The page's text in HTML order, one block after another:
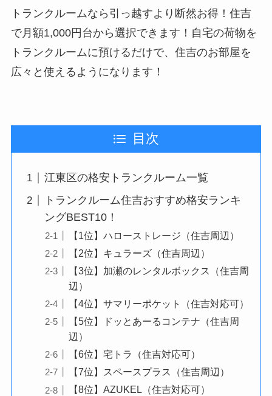
トランクルームなら引っ越すより断然お得！住吉
で月額1,000円台から選択できます！自宅の荷物を
トランクルームに預けるだけで、住吉のお部屋を
広々と使えるようになります！
目次
江東区の格安トランクルーム一覧
トランクルーム住吉おすすめ格安ランキ
ングBEST10！
【1位】ハローストレージ（住吉周辺）
【2位】キュラーズ（住吉周辺）
【3位】加瀬のレンタルボックス（住吉周
辺）
【4位】サマリーポケット（住吉対応可）
【5位】ドッとあーるコンテナ（住吉周
辺）
【6位】宅トラ（住吉対応可）
【7位】スペースプラス（住吉周辺）
【8位】AZUKEL（住吉対応可）